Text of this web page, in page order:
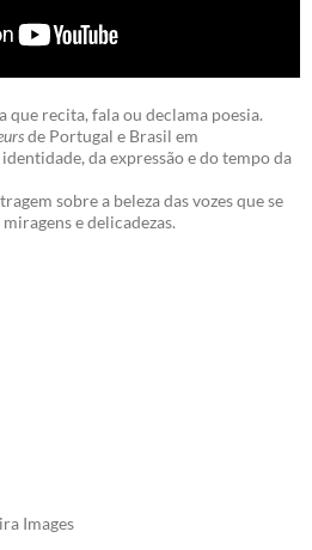
que recita, fala ou declama poesia.
de Portugal e Brasil em
da expressão e do tempo da
sobre a beleza das vozes que se
e delicadezas.
Images